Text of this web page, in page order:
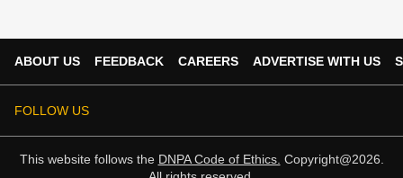
ABOUT US FEEDBACK CAREERS ADVERTISE WITH US
FOLLOW US
This website follows the DNPA Code of Ethics. Copyright@2026.